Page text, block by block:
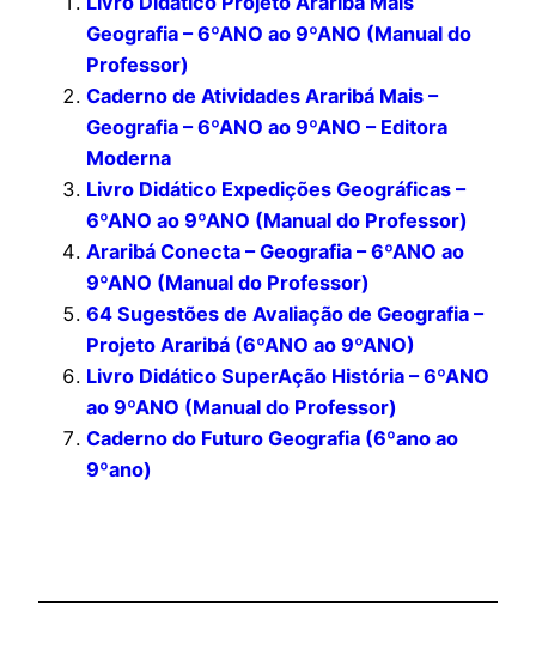
Geografia – 6ºANO ao 9ºANO (Manual do
Professor)
Caderno de Atividades Araribá Mais –
Geografia – 6ºANO ao 9ºANO – Editora
Moderna
Livro Didático Expedições Geográficas –
6ºANO ao 9ºANO (Manual do Professor)
Araribá Conecta – Geografia – 6ºANO ao
9ºANO (Manual do Professor)
64 Sugestões de Avaliação de Geografia –
Projeto Araribá (6ºANO ao 9ºANO)
Livro Didático SuperAção História – 6ºANO
ao 9ºANO (Manual do Professor)
Caderno do Futuro Geografia (6ºano ao
9ºano)